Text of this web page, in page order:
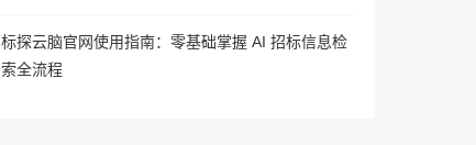
标探云脑官网使用指南：零基础掌握 AI 招标信息检
索全流程